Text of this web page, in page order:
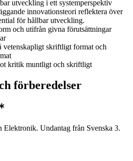
utveckling i ett systemperspektiv
innovationsteori reflektera över
för hållbar utveckling.
och utifrån givna förutsättningar
vetenskapligt skriftligt format och
kritik muntligt och skriftligt
förberedelser
Elektronik. Undantag från Svenska 3.